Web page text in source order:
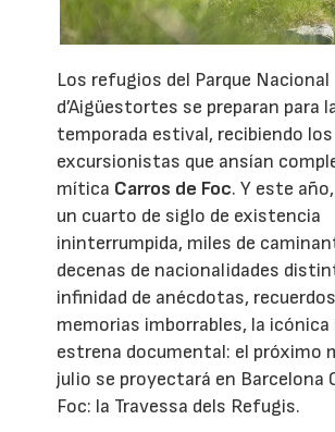
Los refugios del Parque Nacional
d’Aigüestortes se preparan para
temporada estival, recibiendo
excursionistas que ansían
mítica Carros de Foc. Y este
un cuarto de siglo de existencia
ininterrumpida, miles de
decenas de nacionalidades
infinidad de anécdotas,
memorias imborrables, la icónica
estrena documental: el próximo
julio se proyectará en Barcelona
Foc: la Travessa dels Refugis.